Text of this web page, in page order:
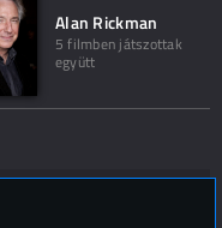
Alan Rickman
5 filmben játszottak
együtt